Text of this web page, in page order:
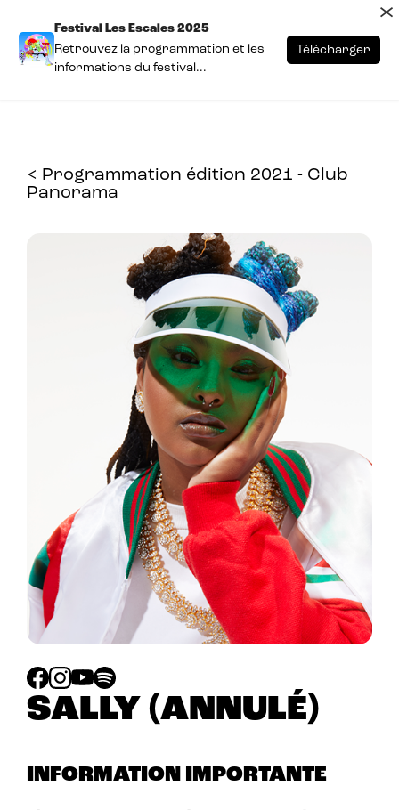
< Programmation édition 2021 - Club
Panorama
SALLY (ANNULÉ)
INFORMATION IMPORTANTE
Festival Les Escales 2025
Retrouvez la programmation et les
informations du festival...
Télécharger
×